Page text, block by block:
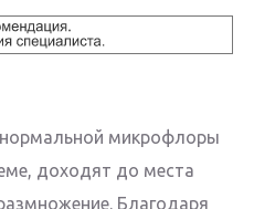
микрофлоры
доходят до места
Благодаря